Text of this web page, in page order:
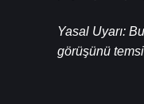
Yasal Uyarı:
görüşünü